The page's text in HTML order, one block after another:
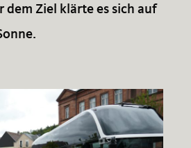
dem Ziel klärte es sich auf